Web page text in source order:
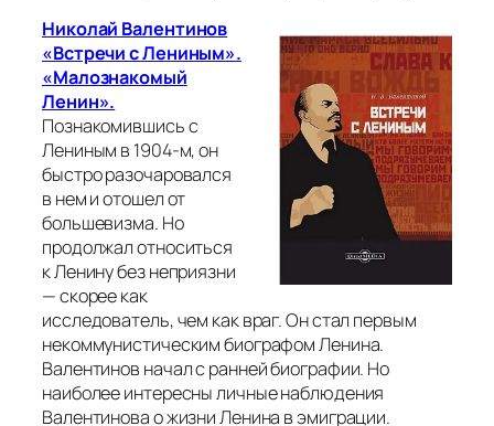
Николай Валентинов
«Встречи с Лениным».
«Малознакомый
Ленин».
Познакомившись с
Лениным в 1904-м, он
быстро разочаровался
в нем и отошел от
большевизма. Но
продолжал относиться
к Ленину без неприязни
— скорее как
исследователь, чем как враг. Он стал первым
некоммунистическим биографом Ленина.
Валентинов начал с ранней биографии. Но
наиболее интересны личные наблюдения
Валентинова о жизни Ленина в эмиграции.